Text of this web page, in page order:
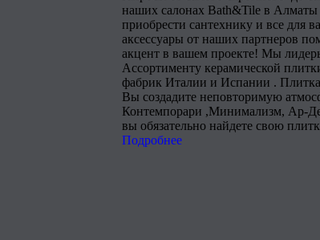
наших салонах Bath&Tile в
приобрести сантехнику и все для
аксессуары от наших партнеров
акцент в вашем проекте! Мы
Ассортименту керамической
фабрик Италии и Испании .
Вы создадите неповторимую
Контемпорари ,Минимализм, Ар-
вы обязательно найдете свою
Подробнее